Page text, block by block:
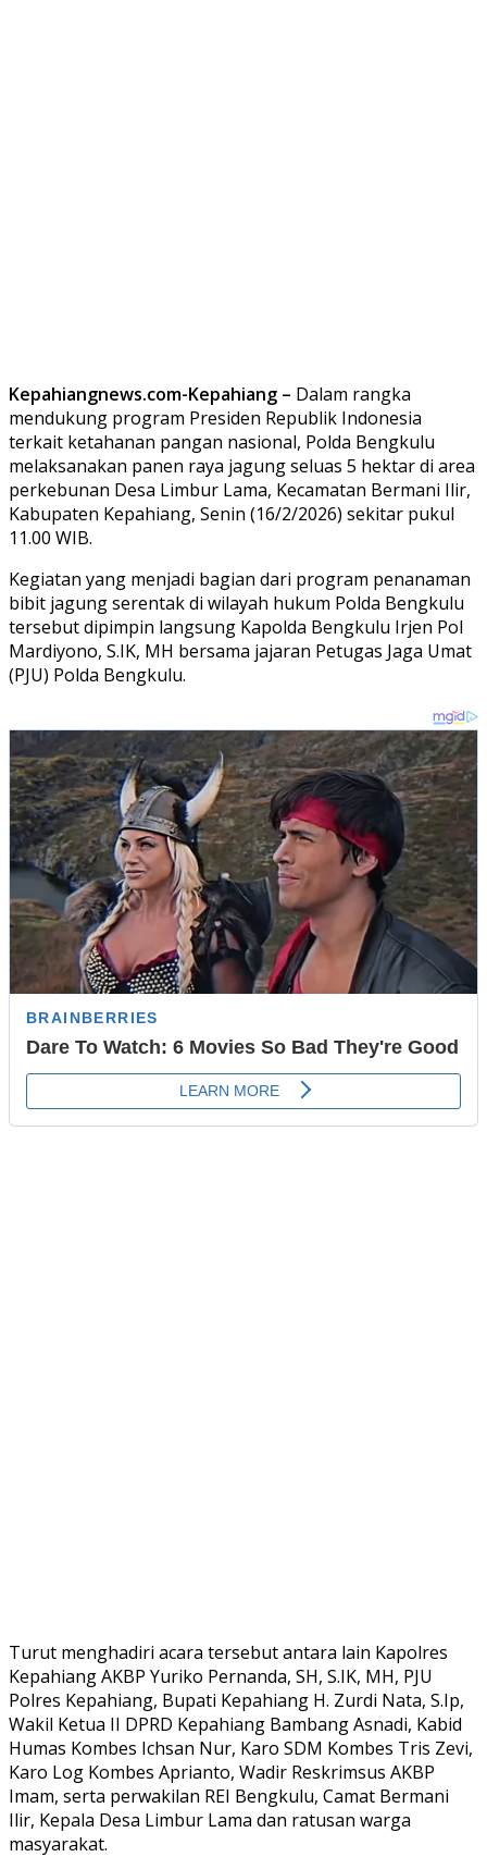
Kepahiangnews.com-Kepahiang – Dalam rangka
mendukung program Presiden Republik Indonesia
terkait ketahanan pangan nasional, Polda Bengkulu
melaksanakan panen raya jagung seluas 5 hektar di area
perkebunan Desa Limbur Lama, Kecamatan Bermani Ilir,
Kabupaten Kepahiang, Senin (16/2/2026) sekitar pukul
11.00 WIB.
Kegiatan yang menjadi bagian dari program penanaman
bibit jagung serentak di wilayah hukum Polda Bengkulu
tersebut dipimpin langsung Kapolda Bengkulu Irjen Pol
Mardiyono, S.IK, MH bersama jajaran Petugas Jaga Umat
(PJU) Polda Bengkulu.
Turut menghadiri acara tersebut antara lain Kapolres
Kepahiang AKBP Yuriko Pernanda, SH, S.IK, MH, PJU
Polres Kepahiang, Bupati Kepahiang H. Zurdi Nata, S.Ip,
Wakil Ketua II DPRD Kepahiang Bambang Asnadi, Kabid
Humas Kombes Ichsan Nur, Karo SDM Kombes Tris Zevi,
Karo Log Kombes Aprianto, Wadir Reskrimsus AKBP
Imam, serta perwakilan REI Bengkulu, Camat Bermani
Ilir, Kepala Desa Limbur Lama dan ratusan warga
masyarakat.